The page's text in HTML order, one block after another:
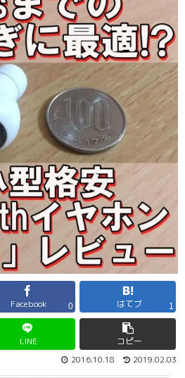
Facebook 0 はてブ 1
LINE コピー
2019.02.03
2016.10.18